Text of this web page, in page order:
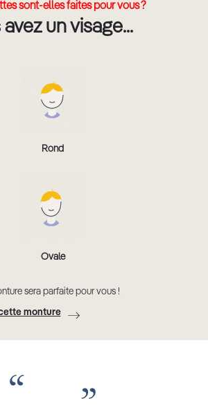
sont-elles faites pour vous ?
un visage...
Rond
Ovale
sera parfaite pour vous !
monture